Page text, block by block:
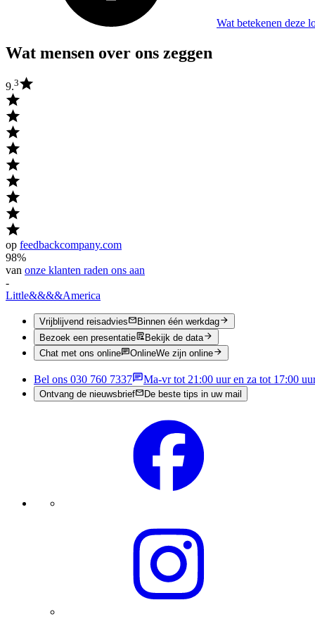
Wat betekenen deze
Wat mensen over ons zeggen
9.3
op feedbackcompany.com
98%
van onze klanten raden ons aan
-
Little&&&&America
Vrijblijvend reisadvies
Binnen één werkdag
Bezoek een presentatie
Bekijk de data
Chat met ons online
OnlineWe zijn online
Bel ons 030 760 7337 Ma-vr tot 21:00 uur en za tot 17:00
Ontvang de nieuwsbrief De beste tips in uw mail